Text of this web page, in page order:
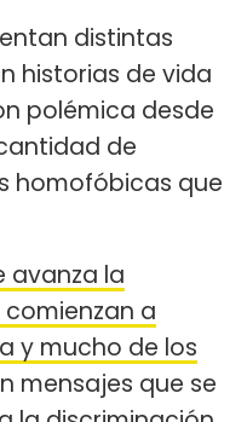
distintas
historias de vida
polémica desde
de
homofóbicas que
avanza la
a
y mucho de los
mensajes que se